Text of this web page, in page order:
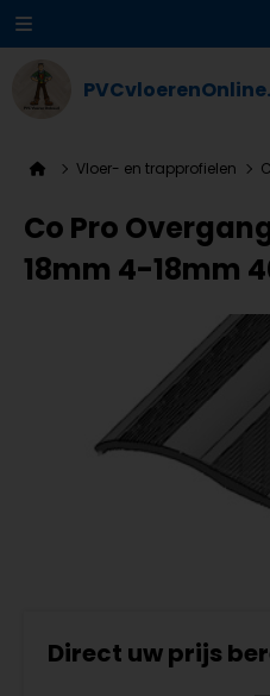
Vloer- en trapprofielen
Co Pro
18mm 4-18mm
Direct uw prijs